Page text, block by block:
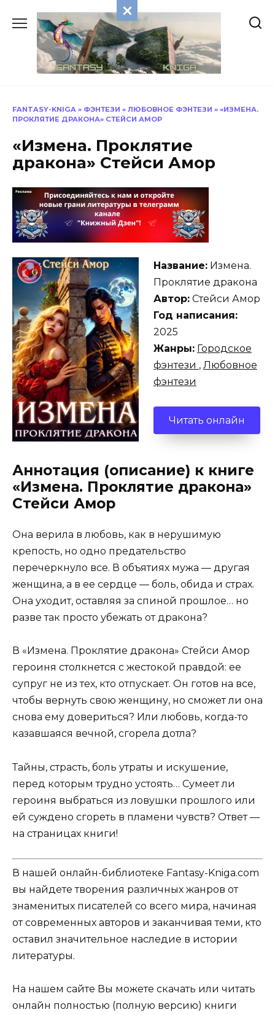
содержанию
FANTASY-KNIGA » ФЭНТЕЗИ » ЛЮБОВНОЕ ФЭНТЕЗИ » «ИЗМЕНА.
ПРОКЛЯТИЕ ДРАКОНА» СТЕЙСИ АМОР
«Измена. Проклятие
дракона» Стейси Амор
Название: Измена.
Проклятие дракона
Автор: Стейси Амор
Год написания:
2025
Жанры: Городское
фэнтези , Любовное
фэнтези
Читать онлайн
Аннотация (описание) к книге
«Измена. Проклятие дракона»
Стейси Амор
Она верила в любовь, как в нерушимую
крепость, но одно предательство
перечеркнуло все. В объятиях мужа — другая
женщина, а в ее сердце — боль, обида и страх.
Она уходит, оставляя за спиной прошлое… но
разве так просто убежать от дракона?
В «Измена. Проклятие дракона» Стейси Амор
героиня столкнется с жестокой правдой: ее
супруг не из тех, кто отпускает. Он готов на все,
чтобы вернуть свою женщину, но сможет ли она
снова ему довериться? Или любовь, когда-то
казавшаяся вечной, сгорела дотла?
Тайны, страсть, боль утраты и искушение,
перед которым трудно устоять… Сумеет ли
героиня выбраться из ловушки прошлого или
ей суждено сгореть в пламени чувств? Ответ —
на страницах книги!
В нашей онлайн-библиотеке Fantasy-Kniga.com
вы найдете творения различных жанров от
знаменитых писателей со всего мира, начиная
от современных авторов и заканчивая теми, кто
оставил значительное наследие в истории
литературы.
На нашем сайте Вы можете скачать или читать
онлайн полностью (полную версию) книги